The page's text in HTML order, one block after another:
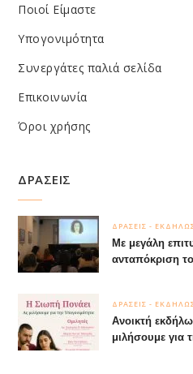
Ποιοί Είμαστε
Υπογονιμότητα
Συνεργάτες παλιά σελίδα
Επικοινωνία
Όροι χρήσης
ΔΡΑΣΕΙΣ
Με μεγάλη
ανταπόκριση
ΔΡΑΣΕΙΣ -
Ανοικτή
μιλήσουμε για
ΔΡΑΣΕΙΣ -